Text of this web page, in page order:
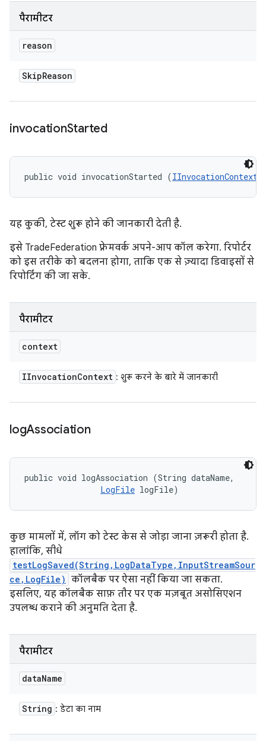
पैरामीटर
reason
SkipReason
invocationStarted
public void invocationStarted (IInvocationContext
यह कुकी, टेस्ट शुरू होने की जानकारी देती है.
इसे TradeFederation फ़्रेमवर्क अपने-आप कॉल करेगा. रिपोर्टर
को इस तरीके को बदलना होगा, ताकि एक से ज़्यादा डिवाइसों से
रिपोर्टिंग की जा सके.
पैरामीटर
context
IInvocationContext : शुरू करने के बारे में जानकारी
logAssociation
public void logAssociation (String dataName,
LogFile logFile)
कुछ मामलों में, लॉग को टेस्ट केस से जोड़ा जाना ज़रूरी होता है.
हालांकि, सीधे
testLogSaved(String,LogDataType,InputStreamSour
ce,LogFile) कॉलबैक पर ऐसा नहीं किया जा सकता.
इसलिए, यह कॉलबैक साफ़ तौर पर एक मज़बूत असोसिएशन
उपलब्ध कराने की अनुमति देता है.
पैरामीटर
dataName
String : डेटा का नाम